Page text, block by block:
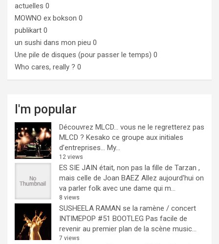
actuelles 0
MOWNO ex bokson 0
publikart 0
un sushi dans mon pieu 0
Une pile de disques (pour passer le temps) 0
Who cares, really ? 0
I'm popular
Découvrez MLCD… vous ne le regretterez pas
MLCD ? Kesako ce groupe aux initiales
d’entreprises… My...
12 views
ES SIE JAIN était, non pas la fille de Tarzan ,
mais celle de Joan BAEZ Allez aujourd'hui on
va parler folk avec une dame qui m...
8 views
SUSHEELA RAMAN se la ramène / concert
INTIMEPOP #51 BOOTLEG Pas facile de
revenir au premier plan de la scène music...
7 views